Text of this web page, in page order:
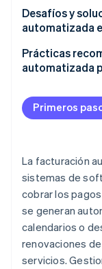
Desafíos y
automatizada
Problemas de
Problemas de
Resistencia al
Costos
Prácticas
automatizada
Primeros
La facturación
sistemas de
cobrar los
se generan
calendarios o
renovaciones
servicios.